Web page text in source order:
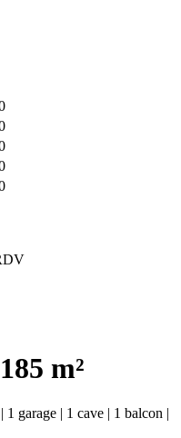
m²
| 1 garage | 1 cave | 1 balcon |